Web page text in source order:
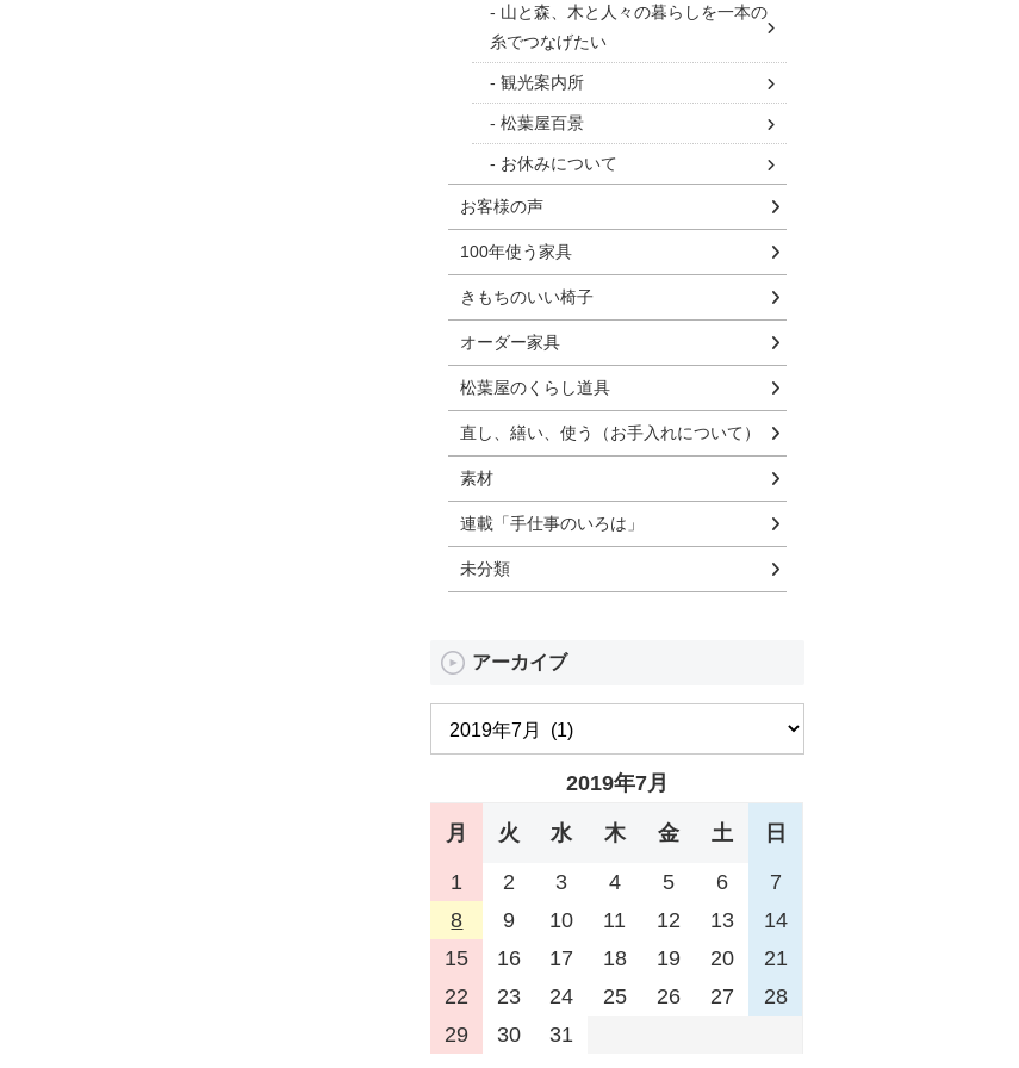
山と森、木と人々の暮らしを一本の
糸でつなげたい
観光案内所
松葉屋百景
お休みについて
お客様の声
100年使う家具
きもちのいい椅子
オーダー家具
松葉屋のくらし道具
直し、繕い、使う（お手入れについて）
素材
連載「手仕事のいろは」
未分類
アーカイブ
2019年7月
月 火 水 木 金 土 日
1 2 3 4 5 6
7
8
9 10 11 12 13
14
15
16 17 18 19 20
21
22
23 24 25 26 27
28
29
30
31